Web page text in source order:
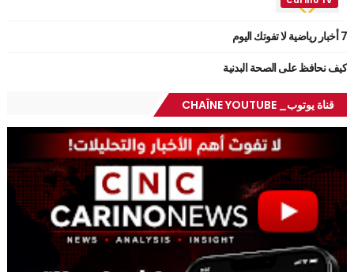
7 أخبار رياضية لا تفوتك اليوم
كيف نحافظ على الصحة البدنية
قناة يوتوب_ CHAÎNE YOUTUBE